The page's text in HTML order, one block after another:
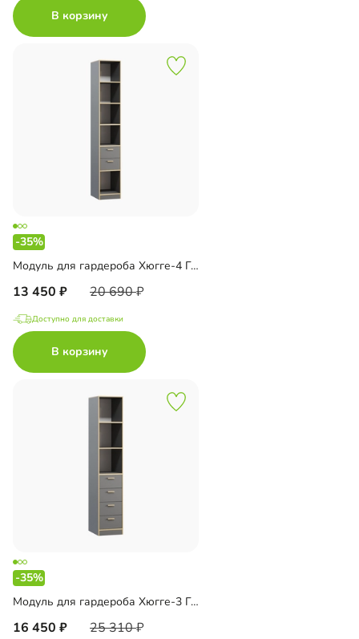
В корзину
-35%
Модуль для гардероба Хюгге-4 Графит
13 450 20 690
Доступно для доставки
В корзину
-35%
Модуль для гардероба Хюгге-3 Графит
16 450 25 310